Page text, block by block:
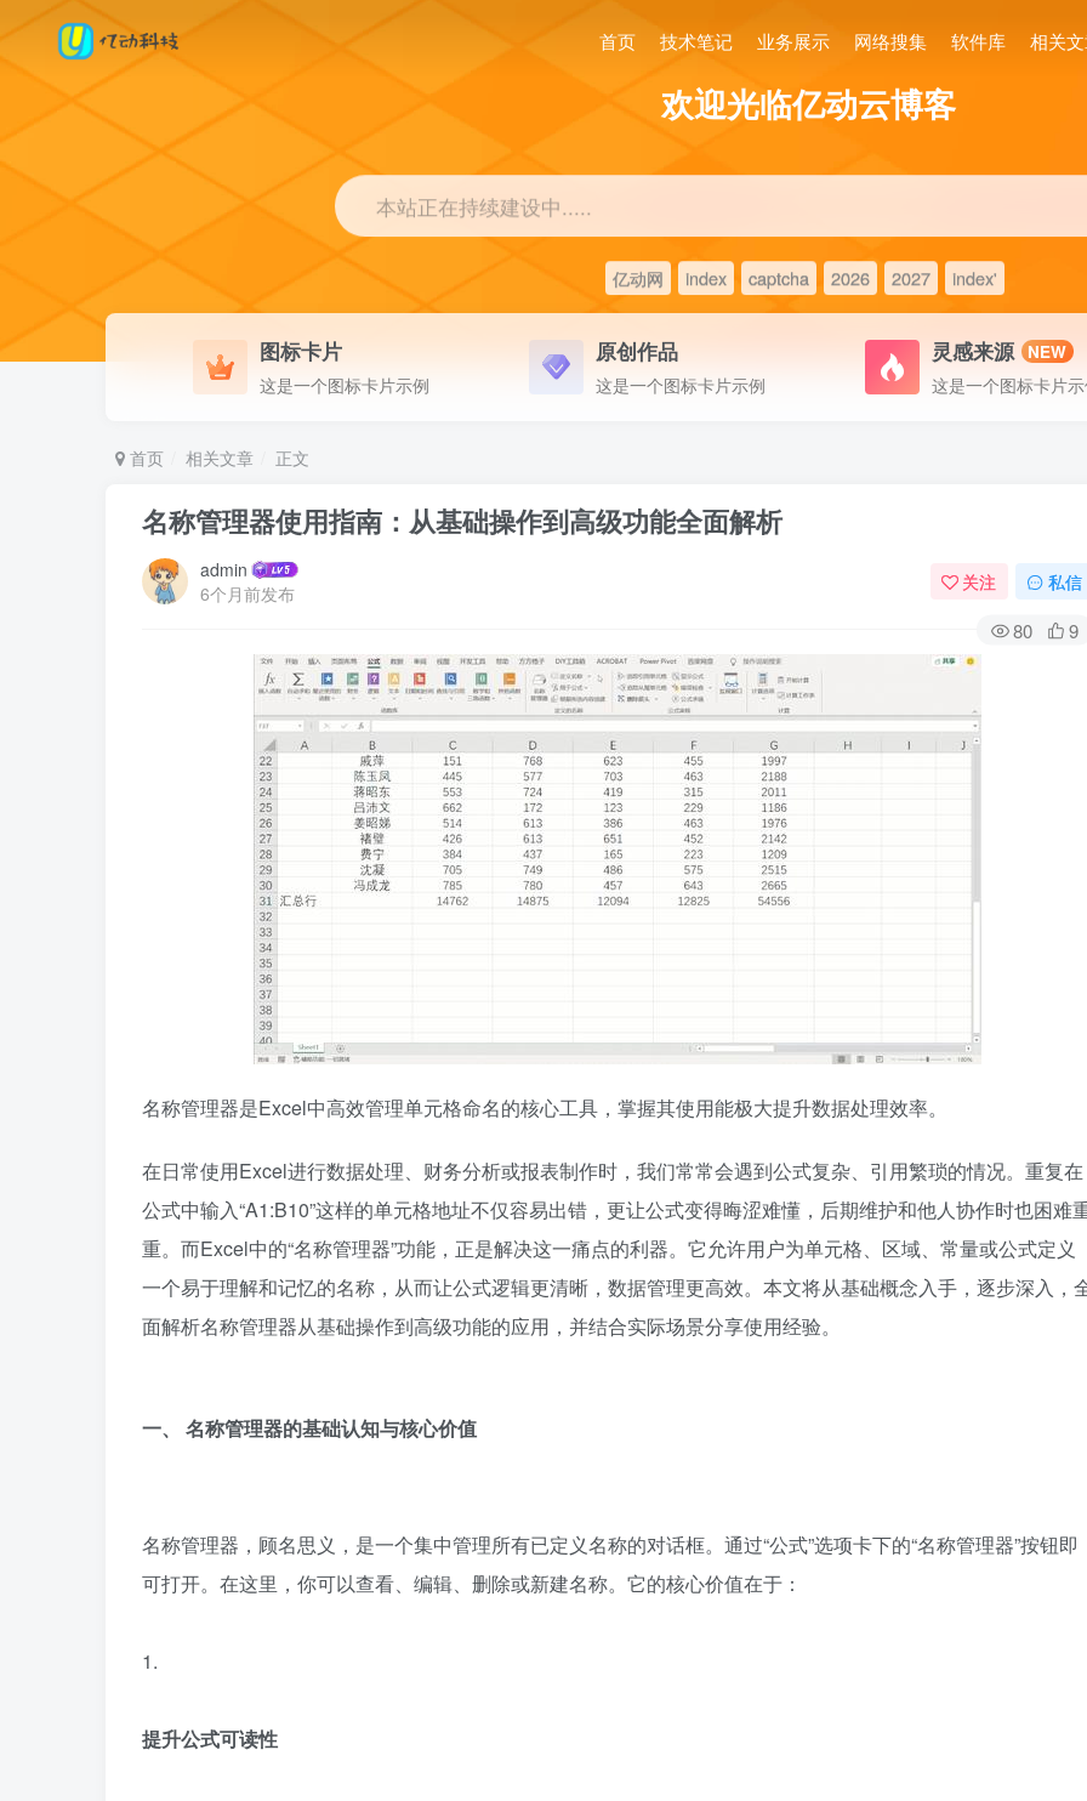
首页 技术笔记 业务展示 网络搜集 软件库 相关
欢迎光临亿动云博客
本站正在持续建设中.....
亿动网 index captcha 2026 2027 index'
图标卡片
这是一个图标卡片示例
原创作品
这是一个图标卡片示例
灵感来源 NEW
这是一个图标卡片
首页 相关文章 正文
名称管理器使用指南：从基础操作到高级功能全面解析
admin
6个月前发布
关注 私信
80 9
名称管理器是Excel中高效管理单元格命名的核心工具，掌握其使用能极大提升数据处理效率。
在日常使用Excel进行数据处理、财务分析或报表制作时，我们常常会遇到公式复杂、引用繁琐的情况。重复在
公式中输入“A1:B10”这样的单元格地址不仅容易出错，更让公式变得晦涩难懂，后期维护和他人协作时也困难
重。而Excel中的“名称管理器”功能，正是解决这一痛点的利器。它允许用户为单元格、区域、常量或公式定义
一个易于理解和记忆的名称，从而让公式逻辑更清晰，数据管理更高效。本文将从基础概念入手，逐步深入，
面解析名称管理器从基础操作到高级功能的应用，并结合实际场景分享使用经验。
一、 名称管理器的基础认知与核心价值
名称管理器，顾名思义，是一个集中管理所有已定义名称的对话框。通过“公式”选项卡下的“名称管理器”按钮即
可打开。在这里，你可以查看、编辑、删除或新建名称。它的核心价值在于：
1.
提升公式可读性